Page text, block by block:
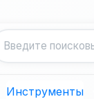
Инструменты